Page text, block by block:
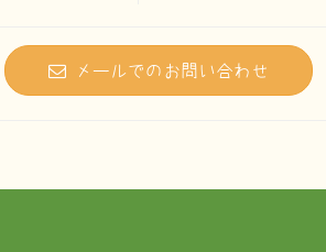
メールでのお問い合わせ